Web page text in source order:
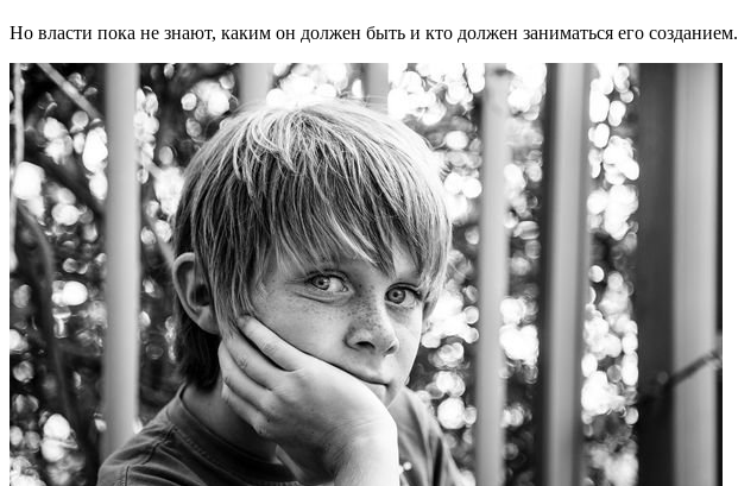
Но власти пока не знают, каким он должен быть и кто должен заниматься его созданием.